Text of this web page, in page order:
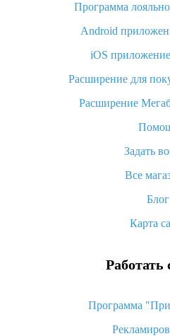
Как узнать, куда пришла
Вы отменили заказ на
Что такое баллы на
«AliExpress Standard Shipping»:
как его
Как покупать оптом
Что делать, если не
возврата
Программа
Android
iOS
Расширение для
Расширение
Задать
Все
Блог
Карта
Работать
Программа